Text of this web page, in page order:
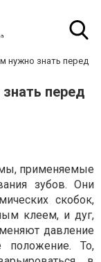
нужно знать перед
перед
применяемые
зубов. Они
скобок,
клеем, и дуг,
давление
То,